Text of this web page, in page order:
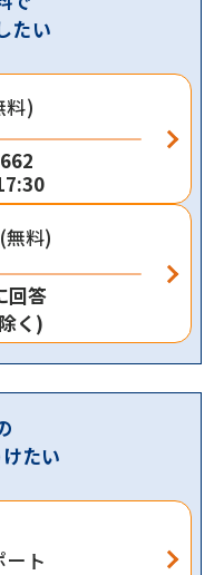
たい
料)
無料)
回答
く)
たい
ート